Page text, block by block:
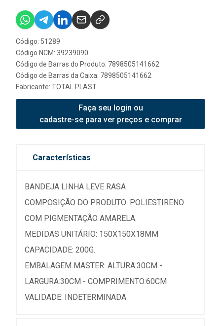
Código: 51289
Código NCM: 39239090
Código de Barras do Produto: 7898505141662
Código de Barras da Caixa: 7898505141662
Fabricante: TOTAL PLAST
Faça seu login ou
cadastre-se para ver preços e comprar
Características
BANDEJA LINHA LEVE RASA
COMPOSIÇÃO DO PRODUTO: POLIESTIRENO
COM PIGMENTAÇÃO AMARELA.
MEDIDAS UNITÁRIO: 150X150X18MM
CAPACIDADE: 200G.
EMBALAGEM MASTER: ALTURA:30CM -
LARGURA:30CM - COMPRIMENTO:60CM
VALIDADE: INDETERMINADA